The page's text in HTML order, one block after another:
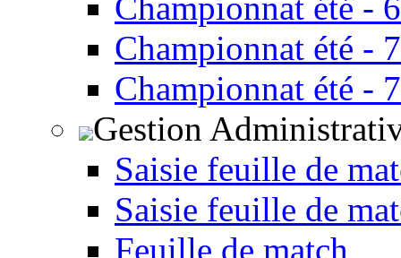
Championnat été -
Championnat été -
Gestion
Saisie feuille de
Saisie feuille de
Feuille de match